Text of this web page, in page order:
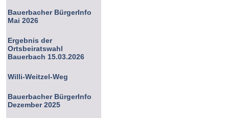
Bauerbacher BürgerInfo
Mai 2026
Ergebnis der
Ortsbeiratswahl
Bauerbach 15.03.2026
Willi-Weitzel-Weg
Bauerbacher BürgerInfo
Dezember 2025